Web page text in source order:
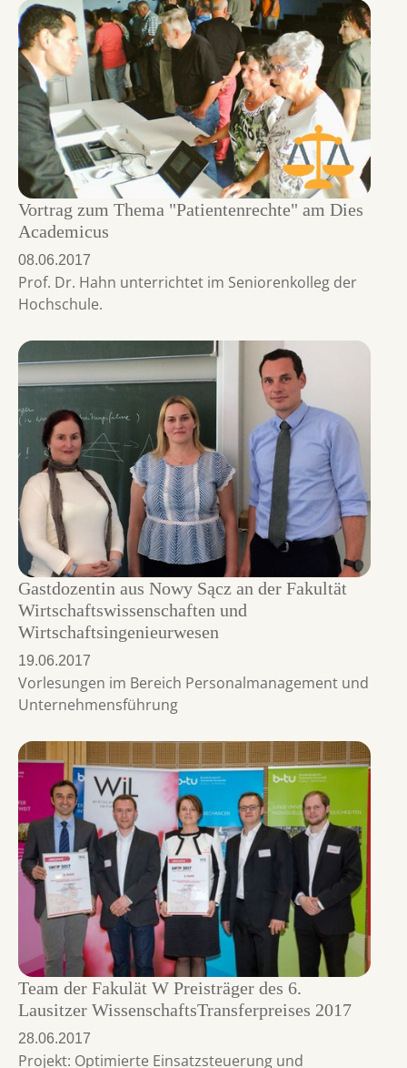
Vortrag zum Thema "Patientenrechte" am Dies
Academicus
08.06.2017
Prof. Dr. Hahn unterrichtet im Seniorenkolleg der
Hochschule.
Gastdozentin aus Nowy Sącz an der Fakultät
Wirtschaftswissenschaften und
Wirtschaftsingenieurwesen
19.06.2017
Vorlesungen im Bereich Personalmanagement und
Unternehmensführung
Team der Fakulät W Preisträger des 6.
Lausitzer WissenschaftsTransferpreises 2017
28.06.2017
Projekt: Optimierte Einsatzsteuerung und